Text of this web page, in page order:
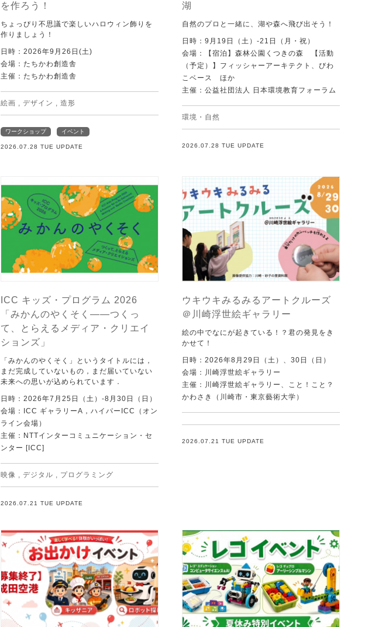
を作ろう！
ちょっぴり不思議で楽しいハロウィン飾りを
作りましょう！
日時：2026年9月26日(土)
会場：たちかわ創造舎
主催：たちかわ創造舎
絵画 , デザイン , 造形
ワークショップ イベント
2026.07.28 TUE UPDATE
湖
自然のプロと一緒に、湖や森へ飛び出そう！
日時：9月19日（土）-21日（月・祝）
会場：【宿泊】森林公園くつきの森 【活動
（予定）】フィッシャーアーキテクト、びわ
こベース ほか
主催：公益社団法人 日本環境教育フォーラム
環境・自然
2026.07.28 TUE UPDATE
ICC キッズ・プログラム 2026
「みかんのやくそく——つくっ
て、とらえるメディア・クリエイ
ションズ」
「みかんのやくそく」というタイトルには，
まだ完成していないもの，まだ届いていない
未来への思いが込められています．
日時：2026年7月25日（土）-8月30日（日）
会場：ICC ギャラリーA，ハイパーICC（オン
ライン会場）
主催：NTTインターコミュニケーション・セ
ンター [ICC]
映像 , デジタル , プログラミング
2026.07.21 TUE UPDATE
ウキウキみるみるアートクルーズ
＠川崎浮世絵ギャラリー
絵の中でなにが起きている！？君の発見をき
かせて！
日時：2026年8月29日（土）、30日（日）
会場：川崎浮世絵ギャラリー
主催：川崎浮世絵ギャラリー、こと！こと？
かわさき（川崎市・東京藝術大学）
2026.07.21 TUE UPDATE